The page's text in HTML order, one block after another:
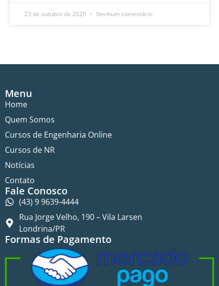
23 de outubro de 2020 Nenhum comentário
Menu
Home
Quem Somos
Cursos de Engenharia Online
Cursos de NR
Notícias
Contato
Fale Conosco
(43) 9 9639-4444
Rua Jorge Velho, 190 – Vila Larsen
Londrina/PR
Formas de Pagamento